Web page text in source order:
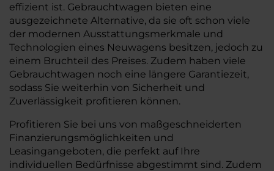
effizient ist. Gebrauchtwagen bieten eine
ausgezeichnete Alternative, da sie oft schon viele
der modernen Ausstattungsmerkmale und
Technologien eines Neuwagens besitzen, jedoch zu
einem Bruchteil des Preises. Zudem haben viele
Gebrauchtwagen noch eine längere Garantiezeit,
sodass Sie weiterhin von Sicherheit und
Zuverlässigkeit profitieren können.
Profitieren Sie bei uns von maßgeschneiderten
Finanzierungsmöglichkeiten und
Leasingangeboten, die perfekt auf Ihre
individuellen Bedürfnisse abgestimmt sind. Zudem